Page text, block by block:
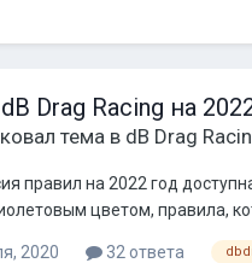
Drag Racing на
тема в dB Drag
правил на 2022 год
цветом, правила,
2020 32 ответа